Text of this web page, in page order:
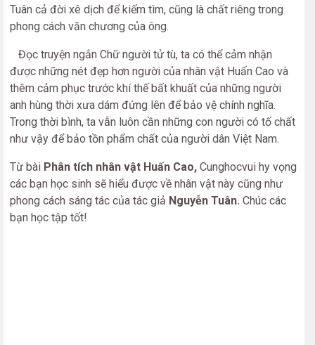
Tuân cả đời xê dịch để kiếm tìm, cũng là chất riêng trong
phong cách văn chương của ông.
Đọc truyện ngắn Chữ người tử tù, ta có thể cảm nhận
được những nét đẹp hơn người của nhân vật Huấn Cao và
thêm cảm phục trước khí thế bất khuất của những người
anh hùng thời xưa dám đứng lên để bảo vệ chính nghĩa.
Trong thời bình, ta vẫn luôn cần những con người có tố chất
như vậy để bảo tồn phẩm chất của người dân Việt Nam.
Từ bài Phân tích nhân vật Huấn Cao, Cunghocvui hy vọng
các bạn học sinh sẽ hiểu được về nhân vật này cũng như
phong cách sáng tác của tác giả Nguyễn Tuân. Chúc các
bạn học tập tốt!